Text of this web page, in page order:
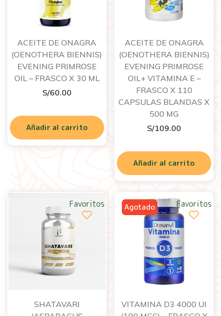
ACEITE DE ONAGRA
(OENOTHERA BIENNIS)
EVENING PRIMROSE
OIL – FRASCO X 30 ML
S/60.00
Añadir al carrito
ACEITE DE ONAGRA
(OENOTHERA BIENNIS)
EVENING PRIMROSE
OIL+ VITAMINA E –
FRASCO X 110
CAPSULAS BLANDAS X
500 MG
S/109.00
Añadir al carrito
SHATAVARI
Favoritos
VITAMINA D3 4000 UI
Favoritos